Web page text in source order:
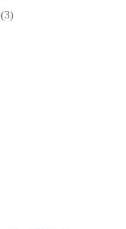
(3)